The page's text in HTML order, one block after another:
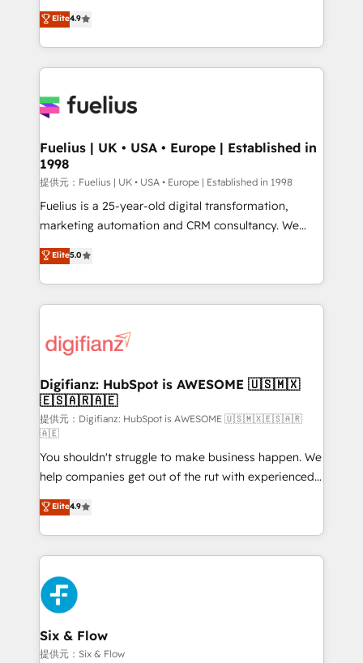
Ready for the next step? Click the 👈 '𝗖𝗼𝗻𝘁𝗮𝗰𝘁
𝗯𝘂𝘀𝗶𝗻𝗲𝘀𝘀' button to get in touch (𝘸𝘦'𝘳𝘦 𝘴𝘶𝘱𝘦𝘳
𝘳𝘦𝘴𝘱𝘰𝘯𝘴𝘪𝘷𝘦)
HubSpot experts ready to help you. We can
implement the platform into complex business
environments, optimise what you've got and make
sure you can actually use it, build your website in
for you and execute it on HubSpot. We are on the
framework, meaning we've been accredited by
HubSpot and vetted by the CCS, which means we
can support public sector companies as well the
other ones listed in our profile. Our services: -
HubSpot implementation - HubSpot CMS website
is there for you to: - Grow revenue, and run your
business more efficiently - Build stronger
more people - Get the most out of your HubSpot
investment
Elite4.9
Fuelius | UK • USA • Europe | Established in
1998
提供元：Fuelius | UK • USA • Europe | Established in 1998
Fuelius is a 25-year-old digital transformation,
marketing automation and CRM consultancy. We
enable mid-market and enterprise clients to
maximise their return from digital and fuel their
growth. We modernise platforms, streamline
operations that are causing inefficiencies, improve
supercharge revenue operations Key services: • CRM
Transformation / Web Development • RevOps &
Sales Consulting • Marketing Automation What
makes us different? 🚀 Top 0.5% of global HubSpot
agencies ⚙️ The strongest technical ability and
integration capabilities 💼 Consultative, long-term
partners who will embed ourselves into your
business, processes and systems 🏢 We specialise in
working with mid-market and enterprise
organisations, global organisations and those with
complex use cases 🏆 CRM Implementation,
Platform Enablement, Custom Integration and
Onboarding Accredited 🔐 ISO27001 & ISO9001
Certified
Elite5.0
Digifianz: HubSpot is AWESOME 🇺🇸🇲🇽
🇪🇸🇦🇷🇦🇪
提供元：Digifianz: HubSpot is AWESOME 🇺🇸🇲🇽🇪🇸🇦🇷
🇦🇪
You shouldn't struggle to make business happen. We
help companies get out of the rut with experienced,
process-oriented teams implementing HubSpot
Marketing, Sales, Service, CMS and Operations Hub,
so selling and actually engaging with your customers
feels easy and pain-free. We are a top ranked
HubSpot Elite Partner, winner of Rookie of the Year
and Customer First Awards, 4.9/5 rating in HubSpot
Reviews and 4.9/5 rating in Clutch Reviews. Digifianz
helps the following industries: logistics & 3PL, home
improvement & construction, branding and
Elite4.9
Six & Flow
提供元：Six & Flow